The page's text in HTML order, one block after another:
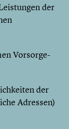
der
Vorsorge-
der
Adressen)